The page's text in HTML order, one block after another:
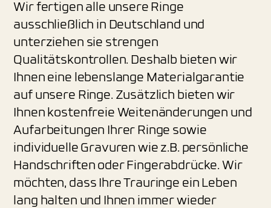
Wir fertigen alle unsere Ringe
ausschließlich in Deutschland und
unterziehen sie strengen
Qualitätskontrollen. Deshalb bieten wir
Ihnen eine lebenslange Materialgarantie
auf unsere Ringe. Zusätzlich bieten wir
Ihnen kostenfreie Weitenänderungen und
Aufarbeitungen Ihrer Ringe sowie
individuelle Gravuren wie z.B. persönliche
Handschriften oder Fingerabdrücke. Wir
möchten, dass Ihre Trauringe ein Leben
lang halten und Ihnen immer wieder